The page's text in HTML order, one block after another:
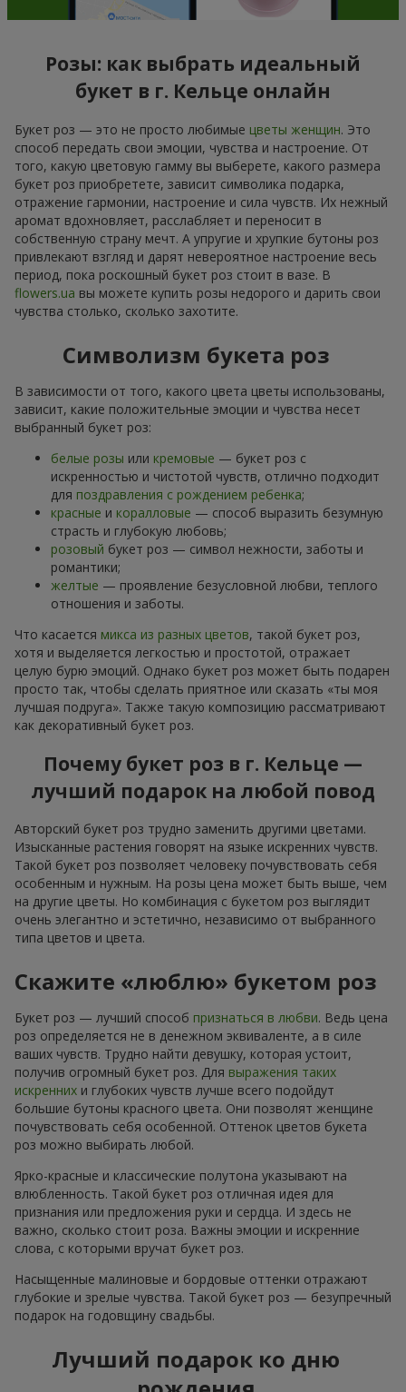
Розы: как выбрать идеальный
букет в г. Кельце онлайн
Букет роз — это не просто любимые цветы женщин. Это
способ передать свои эмоции, чувства и настроение. От
того, какую цветовую гамму вы выберете, какого размера
букет роз приобретете, зависит символика подарка,
отражение гармонии, настроение и сила чувств. Их нежный
аромат вдохновляет, расслабляет и переносит в
собственную страну мечт. А упругие и хрупкие бутоны роз
привлекают взгляд и дарят невероятное настроение весь
период, пока роскошный букет роз стоит в вазе. В
flowers.ua вы можете купить розы недорого и дарить свои
чувства столько, сколько захотите.
Символизм букета роз
В зависимости от того, какого цвета цветы использованы,
зависит, какие положительные эмоции и чувства несет
выбранный букет роз:
белые розы или кремовые — букет роз с
искренностью и чистотой чувств, отлично подходит
для поздравления с рождением ребенка;
красные и коралловые — способ выразить безумную
страсть и глубокую любовь;
розовый букет роз — символ нежности, заботы и
романтики;
желтые — проявление безусловной любви, теплого
отношения и заботы.
Что касается микса из разных цветов, такой букет роз,
хотя и выделяется легкостью и простотой, отражает
целую бурю эмоций. Однако букет роз может быть подарен
просто так, чтобы сделать приятное или сказать «ты моя
лучшая подруга». Также такую композицию рассматривают
как декоративный букет роз.
Почему букет роз в г. Кельце —
лучший подарок на любой повод
Авторский букет роз трудно заменить другими цветами.
Изысканные растения говорят на языке искренних чувств.
Такой букет роз позволяет человеку почувствовать себя
особенным и нужным. На розы цена может быть выше, чем
на другие цветы. Но комбинация с букетом роз выглядит
очень элегантно и эстетично, независимо от выбранного
типа цветов и цвета.
Скажите «люблю» букетом роз
Букет роз — лучший способ признаться в любви. Ведь цена
роз определяется не в денежном эквиваленте, а в силе
ваших чувств. Трудно найти девушку, которая устоит,
получив огромный букет роз. Для выражения таких
искренних и глубоких чувств лучше всего подойдут
большие бутоны красного цвета. Они позволят женщине
почувствовать себя особенной. Оттенок цветов букета
роз можно выбирать любой.
Ярко-красные и классические полутона указывают на
влюбленность. Такой букет роз отличная идея для
признания или предложения руки и сердца. И здесь не
важно, сколько стоит роза. Важны эмоции и искренние
слова, с которыми вручат букет роз.
Насыщенные малиновые и бордовые оттенки отражают
глубокие и зрелые чувства. Такой букет роз — безупречный
подарок на годовщину свадьбы.
Лучший подарок ко дню